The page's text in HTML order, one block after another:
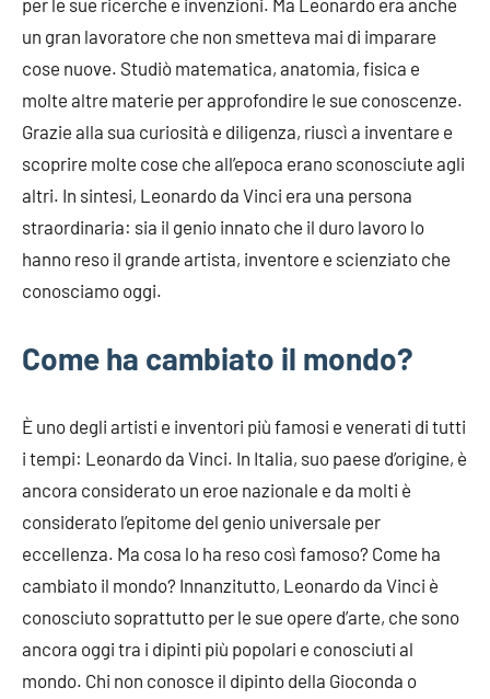
un gran lavoratore che non smetteva mai di imparare
cose nuove. Studiò matematica, anatomia, fisica e
molte altre materie per approfondire le sue conoscenze.
Grazie alla sua curiosità e diligenza, riuscì a inventare e
scoprire molte cose che all’epoca erano sconosciute agli
altri. In sintesi, Leonardo da Vinci era una persona
straordinaria: sia il genio innato che il duro lavoro lo
hanno reso il grande artista, inventore e scienziato che
conosciamo oggi.
Come ha cambiato il mondo?
È uno degli artisti e inventori più famosi e venerati di tutti
i tempi: Leonardo da Vinci. In Italia, suo paese d’origine, è
ancora considerato un eroe nazionale e da molti è
considerato l’epitome del genio universale per
eccellenza. Ma cosa lo ha reso così famoso? Come ha
cambiato il mondo? Innanzitutto, Leonardo da Vinci è
conosciuto soprattutto per le sue opere d’arte, che sono
ancora oggi tra i dipinti più popolari e conosciuti al
mondo. Chi non conosce il dipinto della Gioconda o